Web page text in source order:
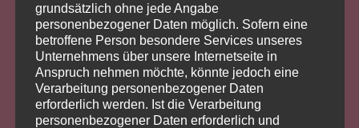
grundsätzlich ohne jede Angabe
personenbezogener Daten möglich. Sofern eine
betroffene Person besondere Services unseres
Unternehmens über unsere Internetseite in
Anspruch nehmen möchte, könnte jedoch eine
Verarbeitung personenbezogener Daten
erforderlich werden. Ist die Verarbeitung
personenbezogener Daten erforderlich und